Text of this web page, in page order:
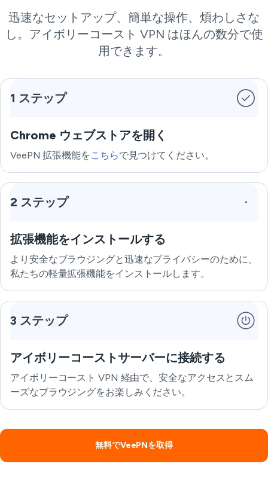
迅速なセットアップ、簡単な操作、煩わしさな
し。アイボリーコースト VPN はほんの数分で使
用できます。
1 ステップ
Chrome ウェブストアを開く
VeePN 拡張機能をこちらで見つけてください。
2 ステップ
拡張機能をインストールする
より安全なブラウジングと迅速なプライバシーのために、
私たちの軽量拡張機能をインストールします。
3 ステップ
アイボリーコーストサーバーに接続する
アイボリーコースト VPN 経由で、安全なアクセスとスム
ーズなブラウジングをお楽しみください。
無料でVeePNを取得